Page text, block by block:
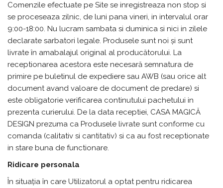
Comenzile efectuate pe Site se inregistreaza non stop si
se proceseaza zilnic, de luni pana vineri, in intervalul orar
9:00-18:00. Nu lucram sambata si duminica si nici in zilele
declarate sarbatori legale. Produsele sunt noi și sunt
livrate în amabalajul original al producătorului. La
receptionarea acestora este necesară semnatura de
primire pe buletinul de expediere sau AWB (sau orice alt
document avand valoare de document de predare) si
este obligatorie verificarea continutului pachetului in
prezenta curierului. De la data receptiei, CASA MAGICĂ
DESIGN prezuma ca Produsele livrate sunt conforme cu
comanda (calitativ si cantitativ) si ca au fost receptionate
in stare buna de functionare.
Ridicare personala
În situația în care Utilizatorul a optat pentru ridicarea